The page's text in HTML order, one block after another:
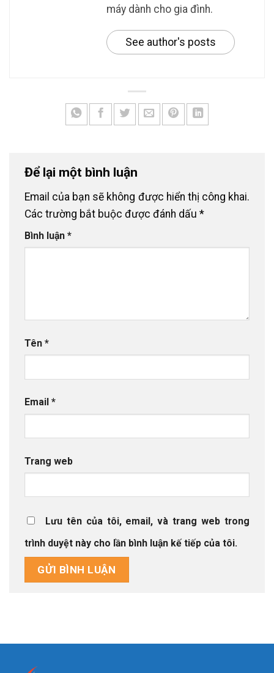
máy dành cho gia đình.
See author's posts
Để lại một bình luận
Email của bạn sẽ không được hiển thị công khai.
Các trường bắt buộc được đánh dấu *
Bình luận *
Tên *
Email *
Trang web
Lưu tên của tôi, email, và trang web trong
trình duyệt này cho lần bình luận kế tiếp của tôi.